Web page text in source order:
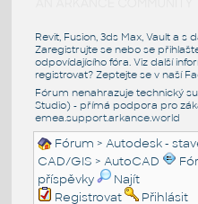
Revit, Fusion, 3ds Max, Vault a s
Zaregistrujte se nebo se
odpovídajícího fóra. Viz další
registrovat? Zeptejte se v naší
Fórum nenahrazuje technický
Studio) - přímá podpora pro
emea.support.arkance.world
Fórum >Autodesk -
CAD/GIS >AutoCAD
příspěvky
Najít
Registrovat
Přihlásit